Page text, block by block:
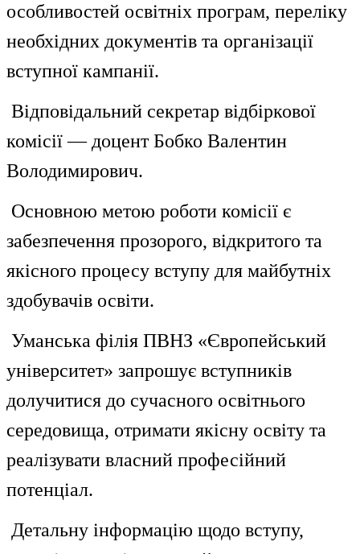
особливостей освітніх програм, переліку
необхідних документів та організації
вступної кампанії.
Відповідальний секретар відбіркової
комісії — доцент Бобко Валентин
Володимирович.
Основною метою роботи комісії є
забезпечення прозорого, відкритого та
якісного процесу вступу для майбутніх
здобувачів освіти.
Уманська філія ПВНЗ «Європейський
університет» запрошує вступників
долучитися до сучасного освітнього
середовища, отримати якісну освіту та
реалізувати власний професійний
потенціал.
Детальну інформацію щодо вступу,